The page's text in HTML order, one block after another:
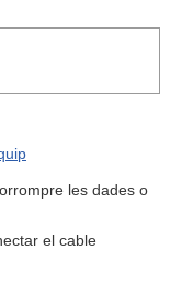
les dades o
el cable